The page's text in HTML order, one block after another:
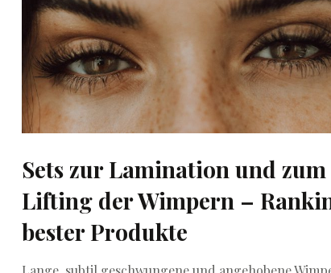
Sets zur Lamination und zum
Lifting der Wimpern –
bester Produkte